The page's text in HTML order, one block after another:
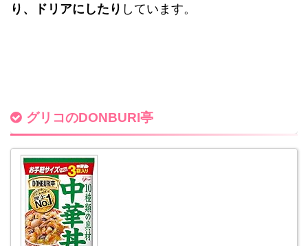
り、ドリアにしたり しています。
グリコのDONBURI亭